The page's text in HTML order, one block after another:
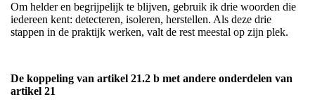
Om helder en begrijpelijk te blijven, gebruik ik drie woorden die
iedereen kent: detecteren, isoleren, herstellen. Als deze drie
stappen in de praktijk werken, valt de rest meestal op zijn plek.
De koppeling van artikel 21.2 b met andere onderdelen van
artikel 21